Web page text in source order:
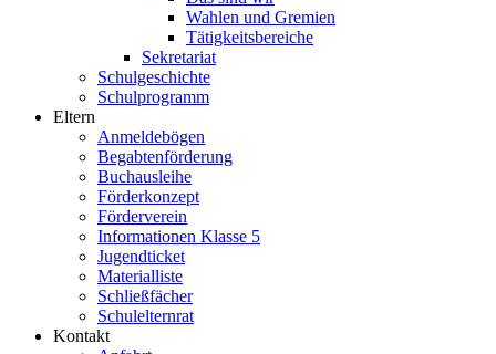
Wahlen und Gremien
Tätigkeitsbereiche
Sekretariat
Schulgeschichte
Schulprogramm
Eltern
Anmeldebögen
Begabtenförderung
Buchausleihe
Förderkonzept
Förderverein
Informationen Klasse 5
Jugendticket
Materialliste
Schließfächer
Schulelternrat
Kontakt